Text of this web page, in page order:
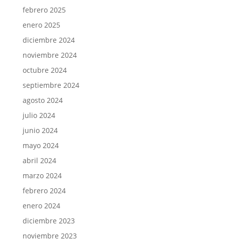
febrero 2025
enero 2025
diciembre 2024
noviembre 2024
octubre 2024
septiembre 2024
agosto 2024
julio 2024
junio 2024
mayo 2024
abril 2024
marzo 2024
febrero 2024
enero 2024
diciembre 2023
noviembre 2023